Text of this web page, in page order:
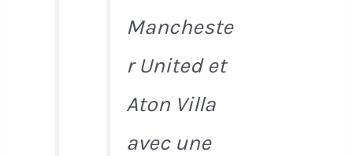
Mancheste
r United et
Aton Villa
avec une